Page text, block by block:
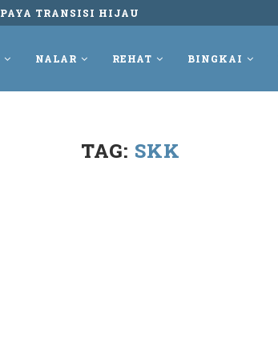
TRANSISI HIJAU
NALAR REHAT BINGKAI
TAG: SKK